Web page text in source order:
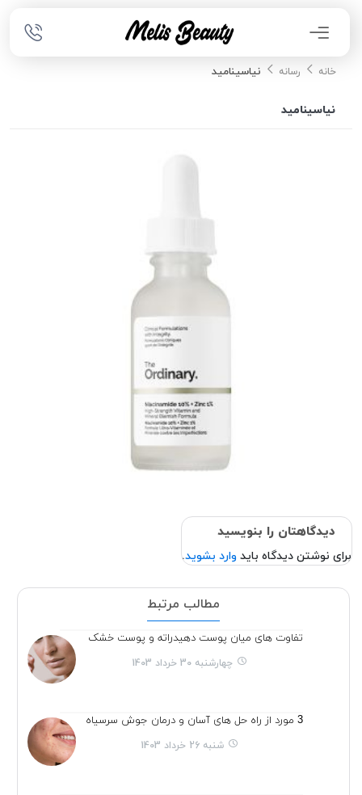
خانه رسانه نیاسینامید
نیاسینامید
دیدگاهتان را بنویسید
برای نوشتن دیدگاه باید وارد بشوید.
مطالب مرتبط
تفاوت های میان پوست دهیدراته و پوست خشک
چهارشنبه 30 خرداد 1403
3 مورد از راه حل های آسان و درمان جوش سرسیاه
شنبه 26 خرداد 1403